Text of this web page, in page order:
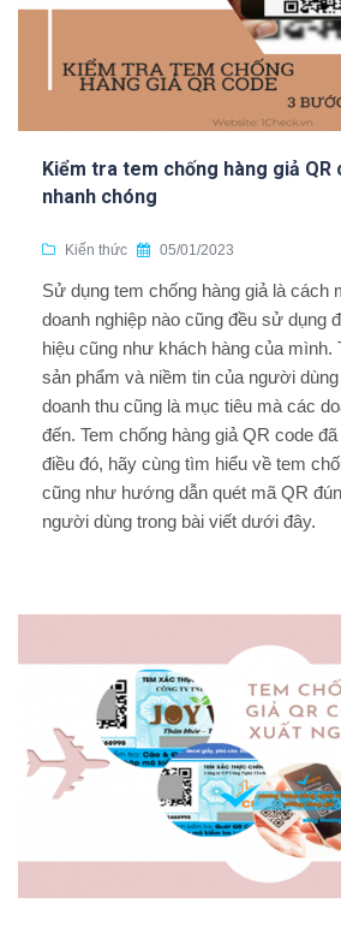
Kiểm tra tem chống hàng giả QR
nhanh chóng
Kiến thức 05/01/2023
Sử dụng tem chống hàng giả là cách
doanh nghiệp nào cũng đều sử dụng
hiệu cũng như khách hàng của
sản phẩm và niềm tin của người
doanh thu cũng là mục tiêu mà các
đến. Tem chống hàng giả QR code
điều đó, hãy cùng tìm hiểu về tem
cũng như hướng dẫn quét mã QR
người dùng trong bài viết dưới đây.